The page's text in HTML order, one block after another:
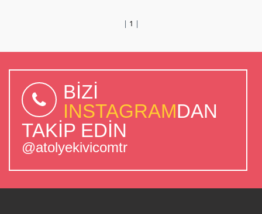
| 1 |
BİZİ
INSTAGRAMDAN
TAKİP EDİN
@atolyekivicomtr